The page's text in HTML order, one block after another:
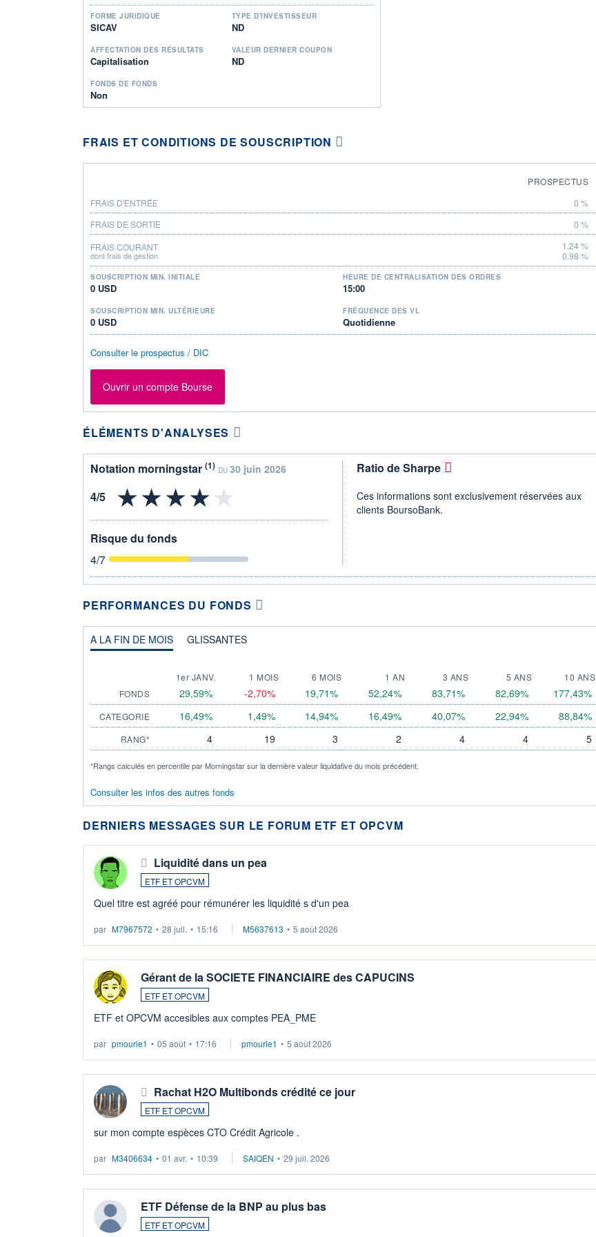
FORME JURIDIQUE
SICAV
TYPE D'INVESTISSEUR
ND
AFFECTATION DES RÉSULTATS
Capitalisation
VALEUR DERNIER COUPON
ND
FONDS DE FONDS
Non
FRAIS ET CONDITIONS DE SOUSCRIPTION
PROSPECTUS
FRAIS D'ENTRÉE
0 %
FRAIS DE SORTIE
0 %
FRAIS COURANT
dont frais de gestion
1,24 %
0,98 %
SOUSCRIPTION MIN. INITIALE
0 USD
HEURE DE CENTRALISATION DES ORDRES
15:00
SOUSCRIPTION MIN. ULTÉRIEURE
0 USD
FRÉQUENCE DES VL
Quotidienne
Consulter le prospectus / DIC
Ouvrir un compte Bourse
ÉLÉMENTS D'ANALYSES
Notation morningstar (1) DU 30 juin 2026
Risque du fonds
4/7
Ratio de Sharpe
Ces informations sont exclusivement réservées aux
clients BoursoBank.
PERFORMANCES DU FONDS
A LA FIN DE MOIS GLISSANTES
1er JANV. 1 MOIS 6 MOIS 1 AN 3 ANS 5 ANS
10 ANS
FONDS
29,59% -2,70% 19,71% 52,24% 83,71% 82,69% 177,43%
CATEGORIE 16,49% 1,49% 14,94% 16,49% 40,07% 22,94% 88,84%
RANG* 4 19 3 2 4 4 5
*Rangs calculés en percentile par Morningstar sur la dernière valeur liquidative du mois précédent.
Consulter les infos des autres fonds
DERNIERS MESSAGES SUR LE FORUM ETF ET OPCVM
Liquidité dans un pea
ETF ET OPCVM
Quel titre est agréé pour rémunérer les liquidité s d'un pea
par M7967572 • 28 juil. • 15:16 M5637613 • 5 août 2026
Gérant de la SOCIETE FINANCIAIRE des CAPUCINS
ETF ET OPCVM
ETF et OPCVM accesibles aux comptes PEA_PME
par pmourie1 • 05 août • 17:16 pmourie1 • 5 août 2026
Rachat H2O Multibonds crédité ce jour
ETF ET OPCVM
sur mon compte espèces CTO Crédit Agricole .
par M3406634 • 01 avr. • 10:39 SAIQEN • 29 juil. 2026
ETF Défense de la BNP au plus bas
ETF ET OPCVM